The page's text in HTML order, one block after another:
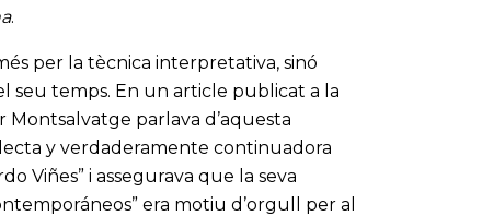
.
per la tècnica interpretativa, sinó
seu temps. En un article publicat a la
Montsalvatge parlava d’aquesta
y verdaderamente continuadora
Viñes” i assegurava que la seva
era motiu d’orgull per al